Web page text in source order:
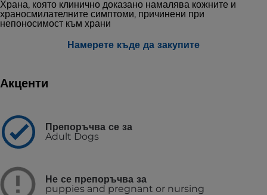
Храна, която клинично доказано намалява кожните и
храносмилателните симптоми, причинени при
непоносимост към храни
Намерете къде да закупите
Акценти
Препоръчва се за
Adult Dogs
Не се препоръчва за
puppies and pregnant or nursing